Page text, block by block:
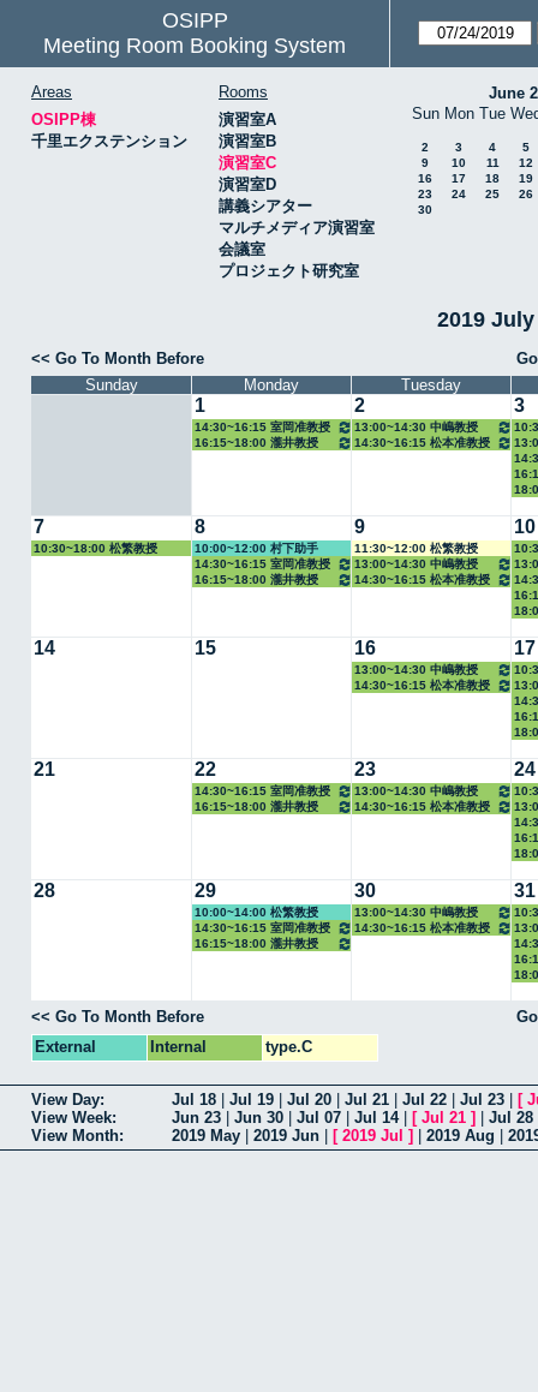
OSIPP
Meeting Room Booking System
Areas
OSIPP棟
千里エクステンション
Rooms
演習室A
演習室B
演習室C
演習室D
講義シアター
マルチメディア演習室
会議室
プロジェクト研究室
June
Sun Mon Tue
2 3 4
5
9
10 11
12
16
17 18
19
23
24 25
26
30
2019 July
<< Go To Month Before
Sunday
Monday Tuesday
1
14:30~16:15 室岡准教授
16:15~18:00 瀧井教授
2
13:00~14:30 中嶋教授
14:30~16:15 松本准教授
3
7
10:30~18:00 松繁教授
8
10:00~12:00 村下助手
14:30~16:15 室岡准教授
16:15~18:00 瀧井教授
9
11:30~12:00 松繁教授
13:00~14:30 中嶋教授
14:30~16:15 松本准教授
10
14 15 16
13:00~14:30 中嶋教授
14:30~16:15 松本准教授
17
21 22
14:30~16:15 室岡准教授
16:15~18:00 瀧井教授
23
13:00~14:30 中嶋教授
14:30~16:15 松本准教授
24
28 29
10:00~14:00 松繁教授
14:30~16:15 室岡准教授
16:15~18:00 瀧井教授
30
13:00~14:30 中嶋教授
14:30~16:15 松本准教授
31
<< Go To Month Before
External
Internal type.C
View Day: Jul 18 Jul 19 Jul 20 Jul 21 Jul 22 Jul 23 [
View Week:
Jun 23 Jun 30 Jul 07 Jul 14| [ Jul 21 ] Jul 28
View Month:
2019 May 2019 Jun [ 2019 Jul ] 2019 Aug